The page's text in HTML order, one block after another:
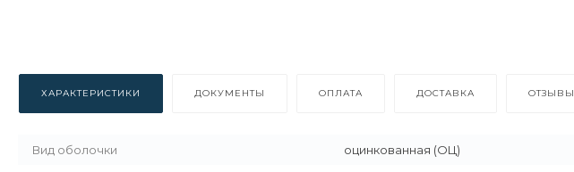
ХАРАКТЕРИСТИКИ ДОКУМЕНТЫ ОПЛАТА ДОСТАВКА ОТЗЫВЫ
Вид оболочки оцинкованная (ОЦ)